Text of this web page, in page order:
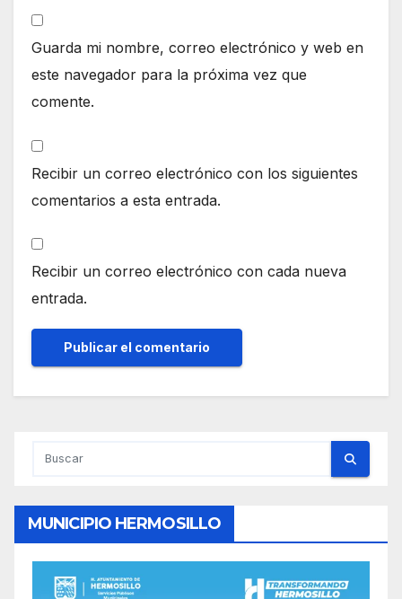
Guarda mi nombre, correo electrónico y web en
este navegador para la próxima vez que
comente.
Recibir un correo electrónico con los siguientes
comentarios a esta entrada.
Recibir un correo electrónico con cada nueva
entrada.
MUNICIPIO HERMOSILLO